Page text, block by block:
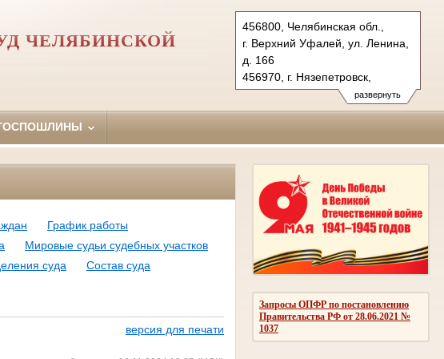
развернуть
456800, Челябинская обл.,
г. Верхний Уфалей, ул. Ленина,
д. 166
456970, г. Нязепетровск,
ул. Карла Маркса, д. 2
Тел.: (35164) 2-03-39
vurfal.chel@sudrf.ru
ЧЕЛЯБИНСКОЙ
Запросы ОПФР по постановлению
Правительства РФ от 28.06.2021 №
1037
График работы
Мировые судьи судебных участков
суда
Состав суда
версия для печати